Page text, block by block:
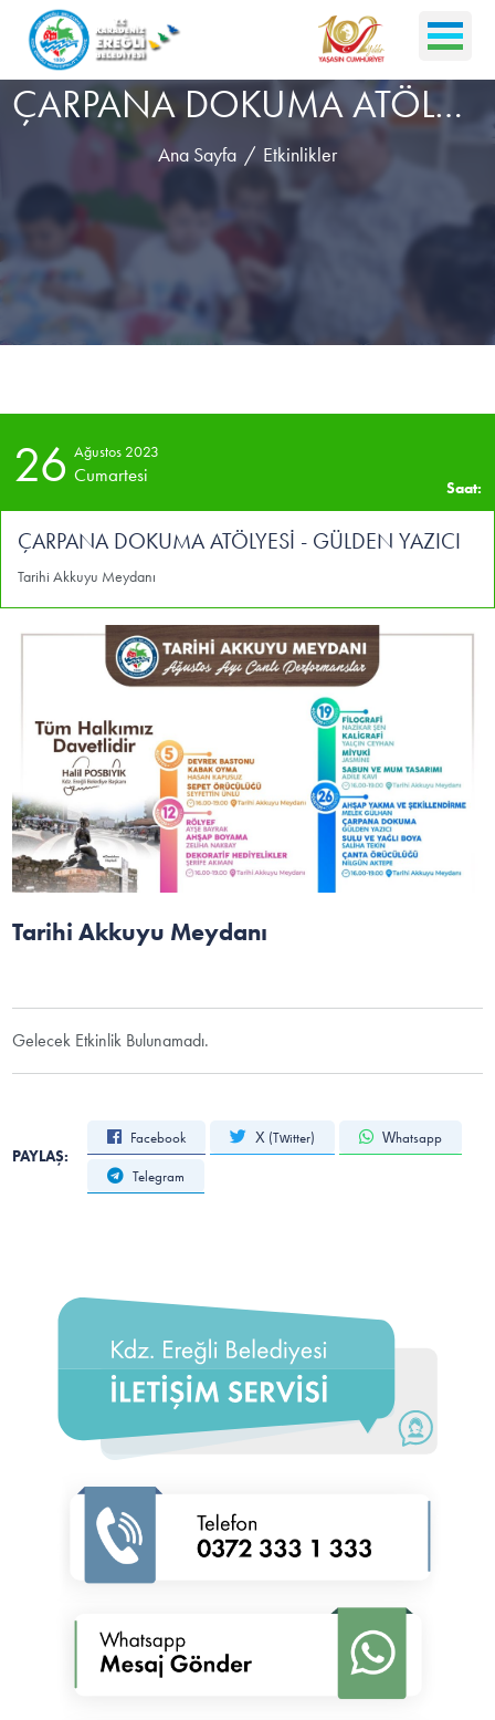
ÇARPANA DOKUMA ATÖLYESİ - GÜLDEN YAZICI
Ana Sayfa Etkinlikler
26 Ağustos 2023
Cumartesi
Saat:
ÇARPANA DOKUMA ATÖLYESİ - GÜLDEN YAZICI
Tarihi Akkuyu Meydanı
Tarihi Akkuyu Meydanı
Gelecek Etkinlik Bulunamadı.
PAYLAŞ:
Facebook X (Twitter) Whatsapp
Telegram